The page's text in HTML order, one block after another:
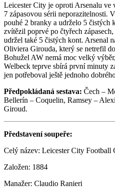
Leicester City je oproti Arsenalu
7 zápasovou sérii neporazitelnosti.
pouhé 2 branky a udrželo 5 čistých
zvítězil poprvé po čtyřech
udržel také 5 čistých kont. Arsenal
Oliviera Girouda, který se netrefil
Bohužel AW nemá moc velký
Welbeck teprve sbírá první minuty
jen potřeboval ještě jednoho
Předpokládaná sestava: Čech –
Bellerín – Coquelin, Ramsey –
Giroud.
Představení soupeře:
Celý název: Leicester City Football
Založen: 1884
Manažer: Claudio Ranieri